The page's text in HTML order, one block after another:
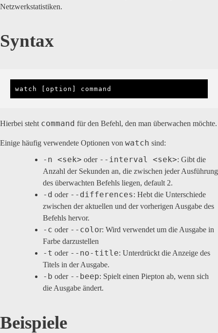
Netzwerkstatistiken.
Syntax
watch [option] command
Hierbei steht command für den Befehl, den man überwachen möchte.
Einige häufig verwendete Optionen von watch sind:
-n <sek> oder --interval <sek>: Gibt die
Anzahl der Sekunden an, die zwischen jeder Ausführung
des überwachten Befehls liegen, default 2.
-d oder --differences: Hebt die Unterschiede
zwischen der aktuellen und der vorherigen Ausgabe des
Befehls hervor.
-c oder --color: Wird verwendet um die Ausgabe in
Farbe darzustellen
-t oder --no-title: Unterdrückt die Anzeige des
Titels in der Ausgabe.
-b oder --beep: Spielt einen Piepton ab, wenn sich
die Ausgabe ändert.
Beispiele